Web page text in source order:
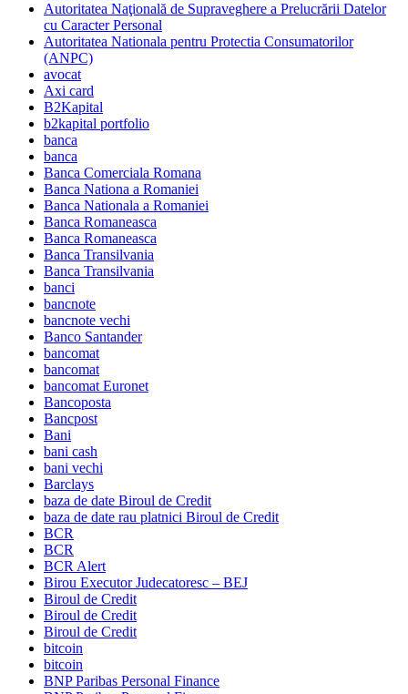
Autoritatea Naţională de Supraveghere a Prelucrării Datelor
cu Caracter Personal
Autoritatea Nationala pentru Protectia Consumatorilor
(ANPC)
avocat
Axi card
B2Kapital
b2kapital portfolio
banca
banca
Banca Comerciala Romana
Banca Nationa a Romaniei
Banca Nationala a Romaniei
Banca Romaneasca
Banca Romaneasca
Banca Transilvania
Banca Transilvania
banci
bancnote
bancnote vechi
Banco Santander
bancomat
bancomat
bancomat Euronet
Bancoposta
Bancpost
Bani
bani cash
bani vechi
Barclays
baza de date Biroul de Credit
baza de date rau platnici Biroul de Credit
BCR
BCR
BCR Alert
Birou Executor Judecatoresc – BEJ
Biroul de Credit
Biroul de Credit
Biroul de Credit
bitcoin
bitcoin
BNP Paribas Personal Finance